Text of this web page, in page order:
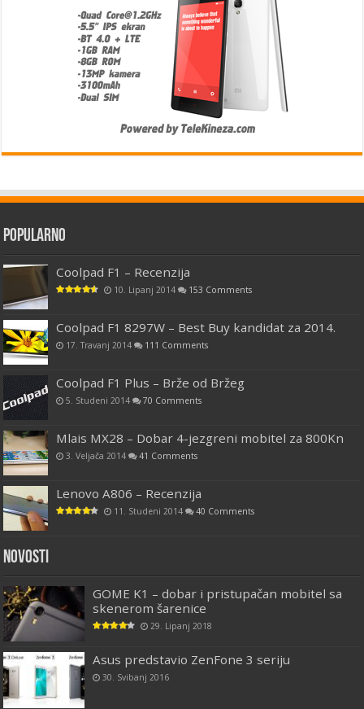
Popularno
Coolpad F1 – Recenzija
10. Lipanj 2014 153 Comments
Coolpad F1 8297W – Best Buy kandidat za 2014.
17. Travanj 2014 111 Comments
Coolpad F1 Plus – Brže od Bržeg
5. Studeni 2014 70 Comments
Mlais MX28 – Dobar 4-jezgreni mobitel za 800Kn
3. Veljača 2014 41 Comments
Lenovo A806 – Recenzija
11. Studeni 2014 40 Comments
Novosti
GOME K1 – dobar i pristupačan mobitel sa
skenerom šarenice
29. Lipanj 2018
Asus predstavio ZenFone 3 seriju
30. Svibanj 2016